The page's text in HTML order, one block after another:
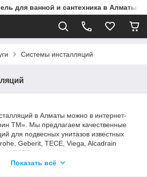
для ванной и сантехника в Алматы |
Системы инсталляций
в Алматы можно в интернет-
ТМ». Мы предлагаем качественные
для подвесных унитазов известных
Geberit, TECE, Viega, Alcadrain
ABBER и других брендов.
инсталляции для квартир,
Показать всё